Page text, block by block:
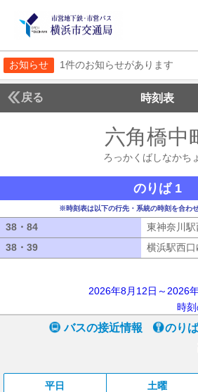
お知らせ 1件のお知らせがあります
戻る 時刻表
六角橋中
ろっかくばしなかち
のりば 1
※時刻表は以下の行先・系統の時刻を合わ
38・84 東神奈川駅
38・39
横浜駅西口
2026年8月12日～2026
時
バスの接近情報 のり
平日 土曜